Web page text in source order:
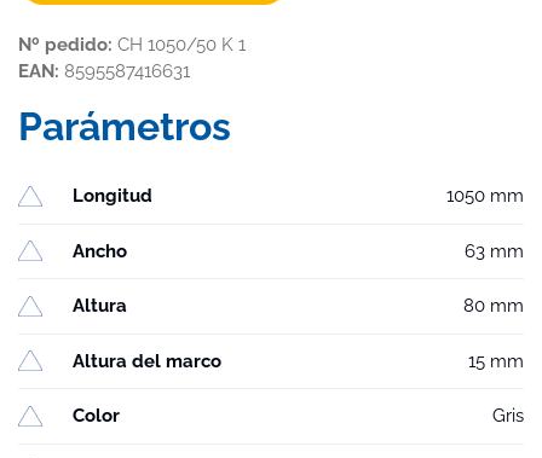
Nº pedido: CH 1050/50 K 1
EAN: 8595587416631
Parámetros
Longitud 1050 mm
Ancho 63 mm
Altura 80 mm
Altura del marco 15 mm
Color Gris